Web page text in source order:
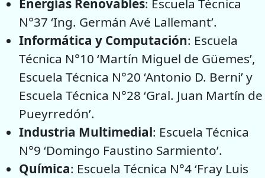
Energías Renovables: Escuela Técnica
N°37 ‘Ing. Germán Avé Lallemant’.
Informática y Computación: Escuela
Técnica N°10 ‘Martín Miguel de Güemes’,
Escuela Técnica N°20 ‘Antonio D. Berni’ y
Escuela Técnica N°28 ‘Gral. Juan Martín de
Pueyrredón’.
Industria Multimedial: Escuela Técnica
N°9 ‘Domingo Faustino Sarmiento’.
Química: Escuela Técnica N°4 ‘Fray Luis